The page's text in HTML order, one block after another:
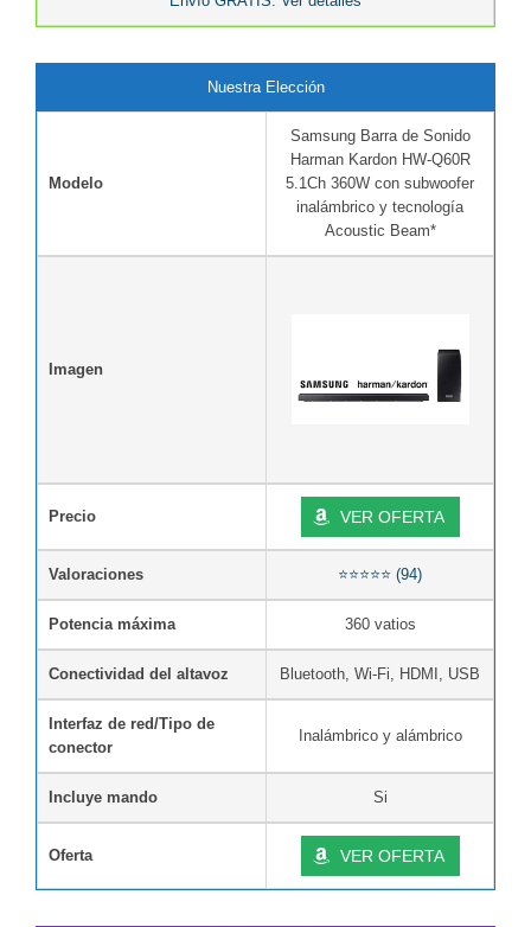
Nuestra Elección
Modelo
Samsung Barra de Sonido
Harman Kardon HW-Q60R
5.1Ch 360W con subwoofer
inalámbrico y tecnología
Acoustic Beam*
Imagen
Precio VER OFERTA
Valoraciones ⭐⭐⭐⭐⭐ (94)
Potencia máxima 360 vatios
Conectividad del altavoz Bluetooth, Wi-Fi, HDMI, USB
Interfaz de red/Tipo de
conector
Inalámbrico y alámbrico
Incluye mando Si
Oferta VER OFERTA